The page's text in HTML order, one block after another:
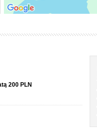
200 PLN